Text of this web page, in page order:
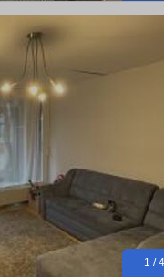
1 / 4